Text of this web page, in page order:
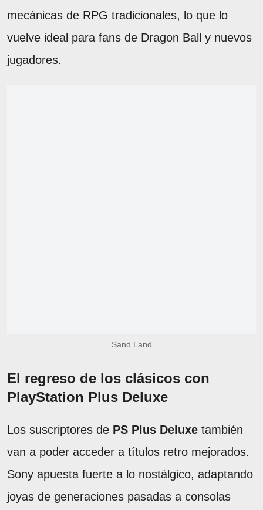
mecánicas de RPG tradicionales, lo que lo
vuelve ideal para fans de Dragon Ball y nuevos
jugadores.
Sand Land
El regreso de los clásicos con
PlayStation Plus Deluxe
Los suscriptores de PS Plus Deluxe también
van a poder acceder a títulos retro mejorados.
Sony apuesta fuerte a lo nostálgico, adaptando
joyas de generaciones pasadas a consolas